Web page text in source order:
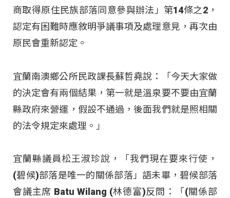
商取得原住民族部落同意參與辦法」第14條之2，
認定有困難時應敘明爭議事項及處理意見，再次由
原民會重新認定。
宜蘭南澳鄉公所民政課長蘇哲堯說：「今天大家做
的決定會有兩個結果，第一就是溫泉要不要由宜蘭
縣政府來營運，假設不通過，後面我們就是照相關
的法令規定來處理。」
宜蘭縣議員松王淑珍說，「我們現在要來行使，
(碧候)部落是唯一的關係部落」語未畢，碧候部落
會議主席 Batu Wilang (林德富)反問：「(關係部